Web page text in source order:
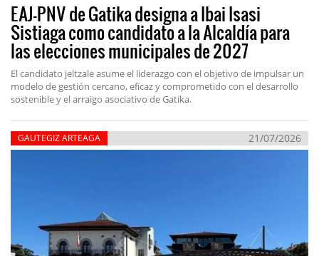
EAJ-PNV de Gatika designa a Ibai Isasi
Sistiaga como candidato a la Alcaldía para
las elecciones municipales de 2027
El candidato jeltzale asume el liderazgo con el objetivo de impulsar un
modelo de gestión cercano, eficaz y comprometido con el desarrollo
sostenible y el arraigo asociativo de Gatika.
GAUTEGIZ ARTEAGA 21/07/2026